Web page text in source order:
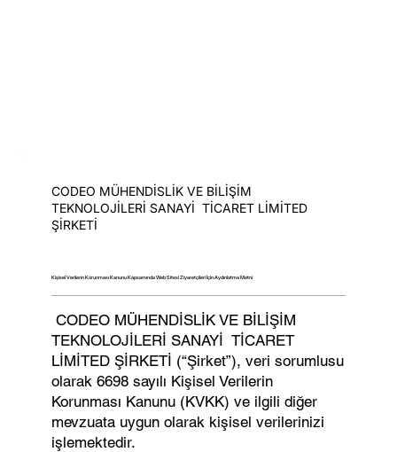
CODEO MÜHENDİSLİK VE BİLİŞİM
TEKNOLOJİLERİ SANAYİ TİCARET LİMİTED
ŞİRKETİ
Kişisel Verilerin Korunması Kanunu Kapsamında Web Sitesi Ziyaretçileri İçin Aydınlatma Metni
CODEO MÜHENDİSLİK VE BİLİŞİM
TEKNOLOJİLERİ SANAYİ TİCARET
LİMİTED ŞİRKETİ (“Şirket”), veri sorumlusu
olarak 6698 sayılı Kişisel Verilerin
Korunması Kanunu (KVKK) ve ilgili diğer
mevzuata uygun olarak kişisel verilerinizi
işlemektedir.